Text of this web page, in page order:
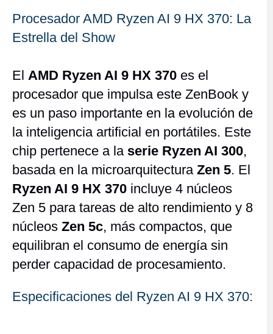
Procesador AMD Ryzen AI 9 HX 370: La
Estrella del Show
El AMD Ryzen AI 9 HX 370 es el
procesador que impulsa este ZenBook y
es un paso importante en la evolución de
la inteligencia artificial en portátiles. Este
chip pertenece a la serie Ryzen AI 300,
basada en la microarquitectura Zen 5. El
Ryzen AI 9 HX 370 incluye 4 núcleos
Zen 5 para tareas de alto rendimiento y 8
núcleos Zen 5c, más compactos, que
equilibran el consumo de energía sin
perder capacidad de procesamiento.
Especificaciones del Ryzen AI 9 HX 370: